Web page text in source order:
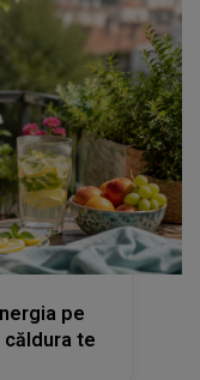
pe
căldura te